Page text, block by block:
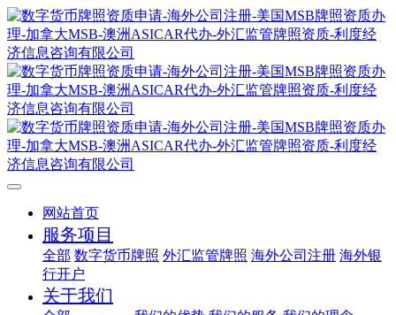
网站首页
服务项目
全部 数字货币牌照 外汇监管牌照 海外公司注册 海外银
行开户
关于我们